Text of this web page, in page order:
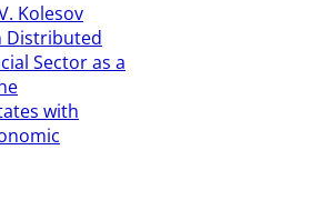
Kolesov
Distributed
Sector as a
with